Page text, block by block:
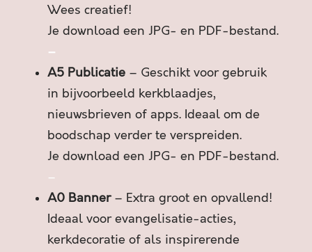
S
C
H
T
É
É
N
N
A
R
Wees creatief!
Je download een JPG- en PDF-bestand.
–
A5 Publicatie – Geschikt voor gebruik
in bijvoorbeeld kerkblaadjes,
nieuwsbrieven of apps. Ideaal om de
boodschap verder te verspreiden.
Je download een JPG- en PDF-bestand.
–
A0 Banner– Extra groot en opvallend!
Ideaal voor evangelisatie-acties,
kerkdecoratie of als inspirerende